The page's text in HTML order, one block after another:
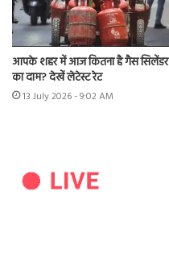
आपके शहर में आज कितना है गैस सिलेंडर
का दाम? देखें लेटेस्ट रेट
13 July 2026 - 9:02 AM